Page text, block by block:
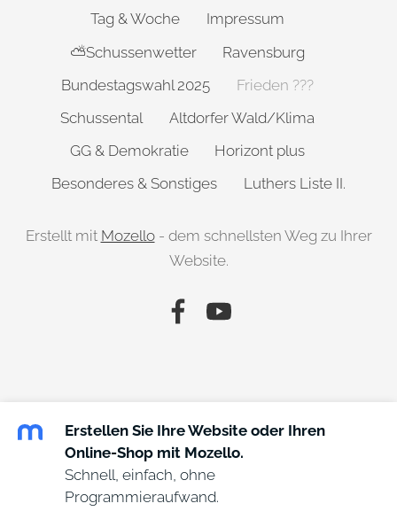
Tag & Woche
Impressum
⛅Schussenwetter
Ravensburg
Bundestagswahl 2025
Frieden ???
Schussental
Altdorfer Wald/Klima
GG & Demokratie
Horizont plus
Besonderes & Sonstiges
Luthers Liste II.
Erstellt mit Mozello- dem schnellsten Weg zu Ihrer
Website.
Erstellen Sie Ihre Website oder Ihren
Online-Shop mit Mozello.
Schnell, einfach, ohne
Programmieraufwand.